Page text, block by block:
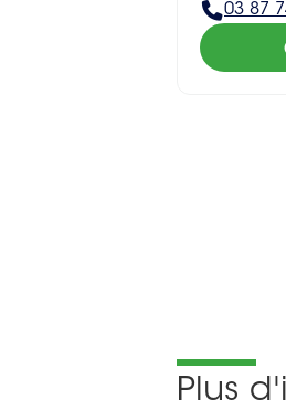
03 87
Plus